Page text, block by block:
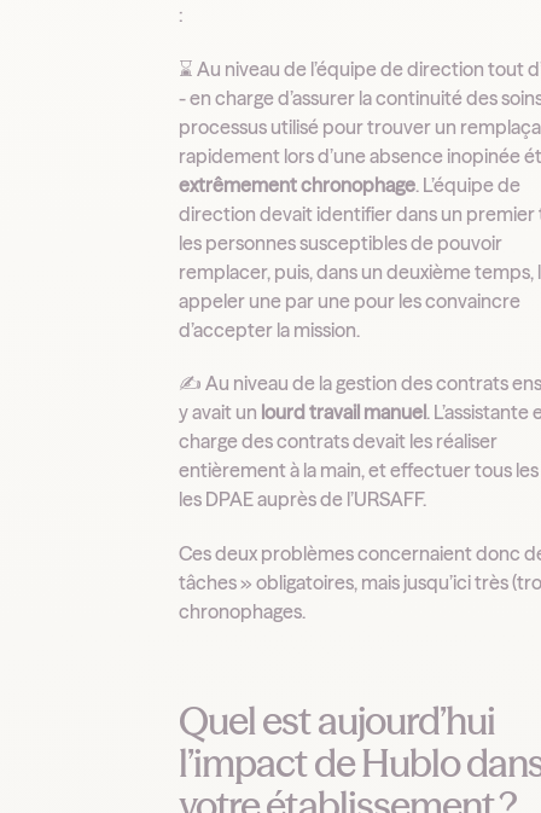
:
⌛️ Au niveau de l’équipe de direction tout
- en charge d’assurer la continuité des
processus utilisé pour trouver un
rapidement lors d’une absence inopinée
extrêmement chronophage. L’équipe de
direction devait identifier dans un premier
les personnes susceptibles de pouvoir
remplacer, puis, dans un deuxième temps,
appeler une par une pour les convaincre
d’accepter la mission.
✍️ Au niveau de la gestion des contrats
y avait un lourd travail manuel. L’assistante
charge des contrats devait les réaliser
entièrement à la main, et effectuer tous
les DPAE auprès de l’URSAFF.
Ces deux problèmes concernaient donc
tâches » obligatoires, mais jusqu’ici très
chronophages.
Quel est aujourd’hui
l’impact de Hublo